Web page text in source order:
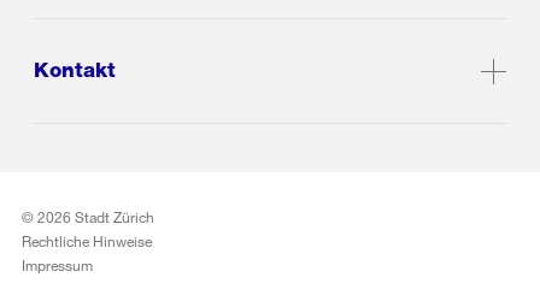
Kontakt
© 2026 Stadt Zürich
Rechtliche Hinweise
Impressum